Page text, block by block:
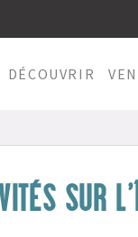
DÉCOUVRIR
SUR